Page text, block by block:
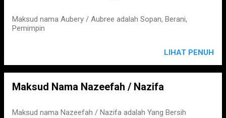
Maksud nama Aubery / Aubree adalah Sopan, Berani,
Pemimpin
LIHAT PENUH
Maksud Nama Nazeefah / Nazifa
Maksud nama Nazeefah / Nazifa adalah Yang Bersih